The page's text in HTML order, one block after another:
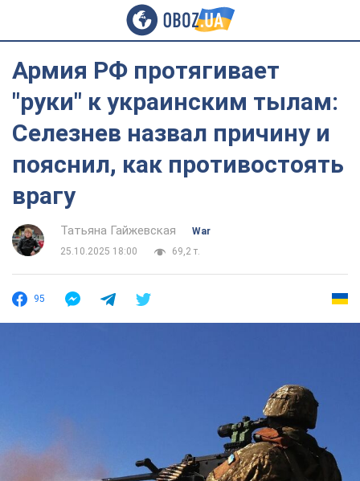
Армия РФ протягивает
"руки" к украинским тылам:
Селезнев назвал причину и
пояснил, как противостоять
врагу
Татьяна Гайжевская
War
25.10.2025 18:00
69,2 т.
95